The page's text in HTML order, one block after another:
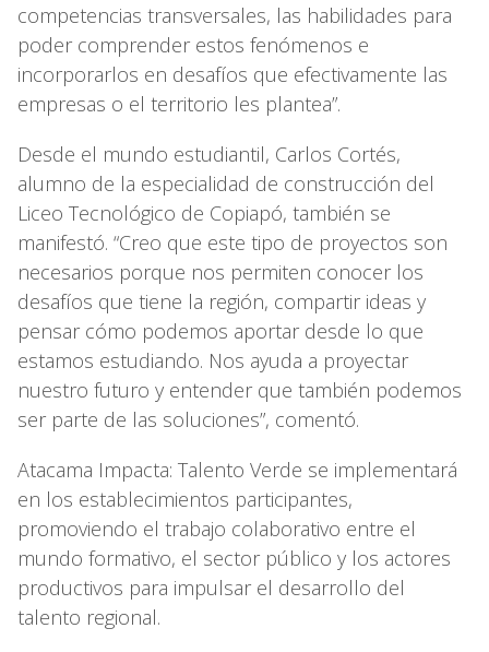
competencias transversales, las habilidades para
poder comprender estos fenómenos e
incorporarlos en desafíos que efectivamente las
empresas o el territorio les plantea”.
Desde el mundo estudiantil, Carlos Cortés,
alumno de la especialidad de construcción del
Liceo Tecnológico de Copiapó, también se
manifestó. “Creo que este tipo de proyectos son
necesarios porque nos permiten conocer los
desafíos que tiene la región, compartir ideas y
pensar cómo podemos aportar desde lo que
estamos estudiando. Nos ayuda a proyectar
nuestro futuro y entender que también podemos
ser parte de las soluciones”, comentó.
Atacama Impacta: Talento Verde se implementará
en los establecimientos participantes,
promoviendo el trabajo colaborativo entre el
mundo formativo, el sector público y los actores
productivos para impulsar el desarrollo del
talento regional.